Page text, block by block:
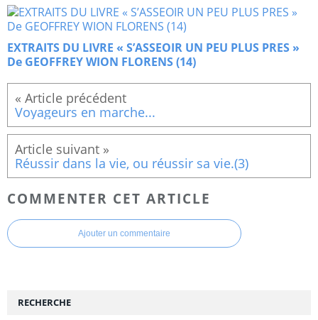
EXTRAITS DU LIVRE « S’ASSEOIR UN PEU PLUS PRES »
De GEOFFREY WION FLORENS (14)
Voyageurs en marche...
Réussir dans la vie, ou réussir sa vie.(3)
COMMENTER CET ARTICLE
Ajouter un commentaire
RECHERCHE